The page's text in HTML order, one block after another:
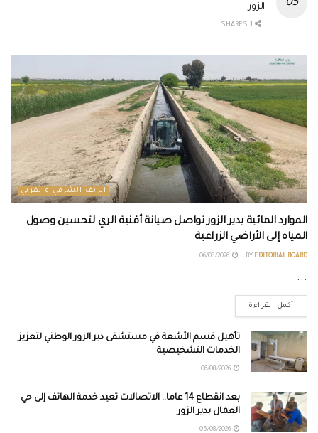
الزور
الريف الشرقي والغربي
الموارد المائية بدير الزور تواصل صيانة أقنية الري لتحسين وصول
المياه إلى الأراضي الزراعية
BY EDITORIAL BOARD
...
أكمل القراءة
تأهيل قسم الأشعة في مستشفى دير الزور الوطني لتعزيز
الخدمات التشخيصية
بعد انقطاع 14 عاماً.. الاتصالات تعيد خدمة الهاتف إلى حي
العمال بدير الزور